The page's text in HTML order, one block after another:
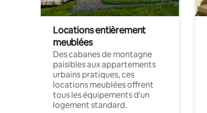
Locations entièrement
meublées
Des cabanes de montagne
paisibles aux appartements
urbains pratiques, ces
locations meublées offrent
tous les équipements d'un
logement standard.